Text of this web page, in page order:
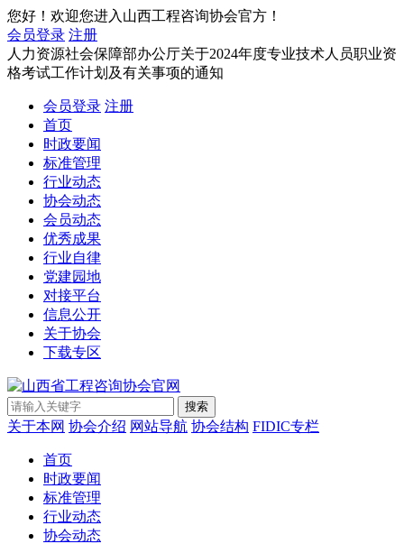
您好！欢迎您进入山西工程咨询协会官方！
会员登录 注册
人力资源社会保障部办公厅关于2024年度专业技术人员职业资
格考试工作计划及有关事项的通知
会员登录 注册
首页
时政要闻
标准管理
行业动态
协会动态
会员动态
优秀成果
行业自律
党建园地
对接平台
信息公开
关于协会
下载专区
搜索
关于本网 协会介绍 网站导航 协会结构 FIDIC专栏
首页
时政要闻
标准管理
行业动态
协会动态